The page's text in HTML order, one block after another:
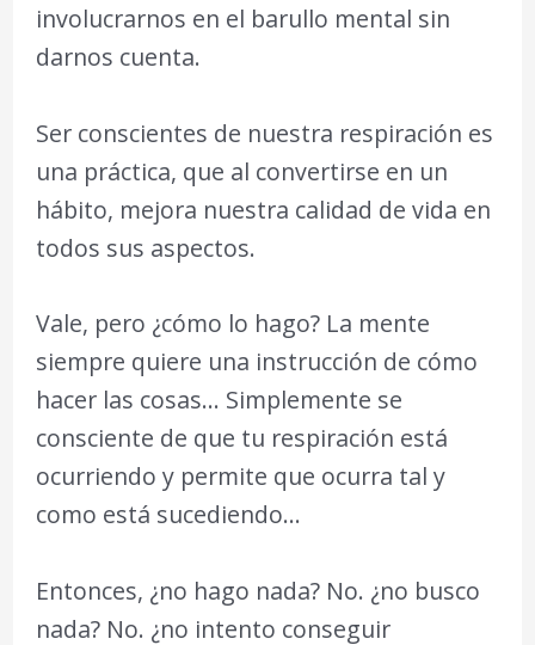
involucrarnos en el barullo mental sin
darnos cuenta.
Ser conscientes de nuestra respiración es
una práctica, que al convertirse en un
hábito, mejora nuestra calidad de vida en
todos sus aspectos.
Vale, pero ¿cómo lo hago? La mente
siempre quiere una instrucción de cómo
hacer las cosas… Simplemente se
consciente de que tu respiración está
ocurriendo y permite que ocurra tal y
como está sucediendo…
Entonces, ¿no hago nada? No. ¿no busco
nada? No. ¿no intento conseguir